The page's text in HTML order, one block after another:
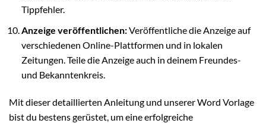
Tippfehler.
Anzeige veröffentlichen:Veröffentliche die Anzeige auf
verschiedenen Online-Plattformen und in lokalen
Zeitungen. Teile die Anzeige auch in deinem Freundes-
und Bekanntenkreis.
Mit dieser detaillierten Anleitung und unserer Word Vorlage
bist du bestens gerüstet, um eine erfolgreiche